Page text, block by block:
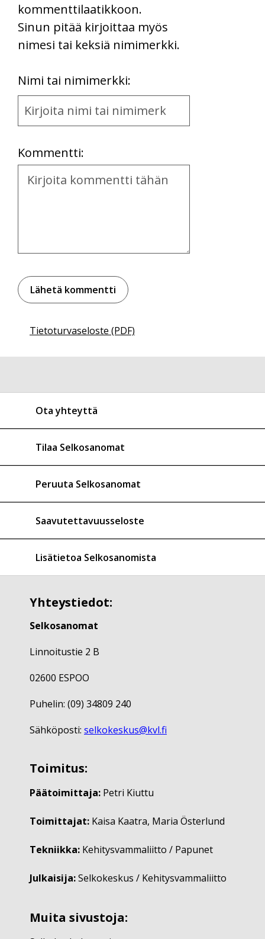
kommenttilaatikkoon.
Sinun pitää kirjoittaa myös
nimesi tai keksiä nimimerkki.
Nimi tai nimimerkki:
Name
and
Kommentti:
Kommentti
Tietoturvaseloste (PDF)
Ota yhteyttä
Tilaa Selkosanomat
Peruuta Selkosanomat
Saavutettavuusseloste
Lisätietoa Selkosanomista
Yhteystiedot:
Selkosanomat
Linnoitustie 2 B
02600 ESPOO
Puhelin: (09) 34809 240
Sähköposti: selkokeskus@kvl.fi
Toimitus:
Päätoimittaja: Petri Kiuttu
Toimittajat: Kaisa Kaatra, Maria Österlund
Tekniikka: Kehitysvammaliitto / Papunet
Julkaisija:Selkokeskus / Kehitysvammaliitto
Muita sivustoja: